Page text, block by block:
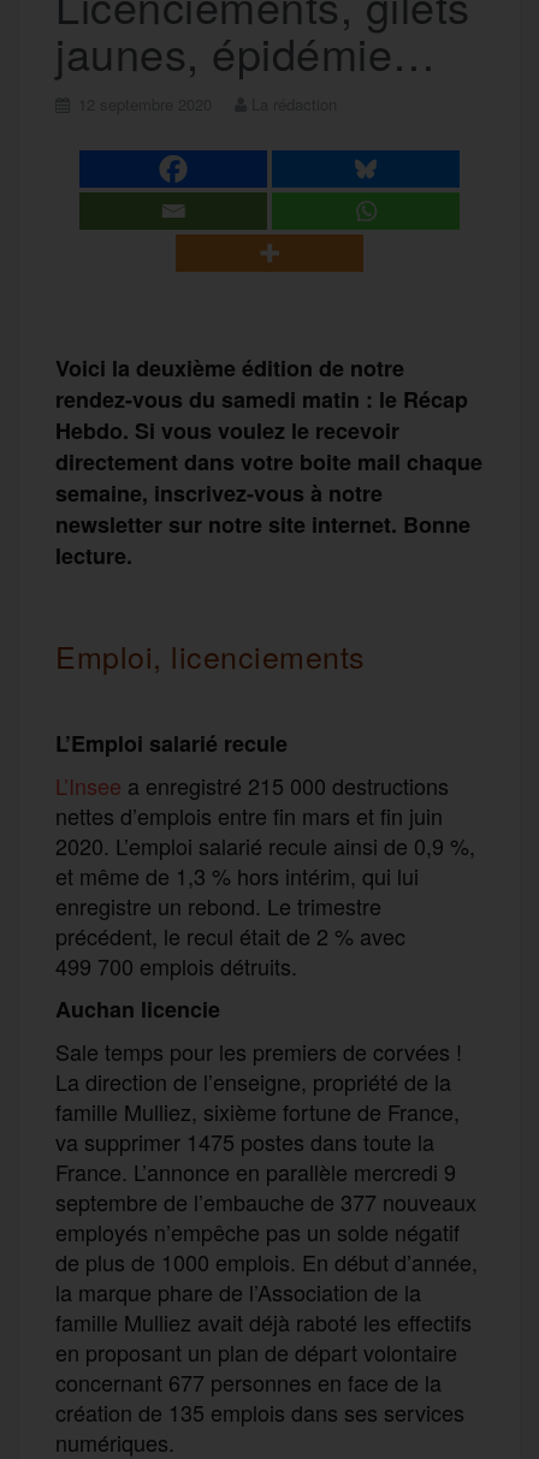
jaunes, épidémie…
Voici la deuxième édition de notre
rendez-vous du samedi matin : le Récap
Hebdo. Si vous voulez le recevoir
directement dans votre boite mail chaque
semaine, inscrivez-vous à notre
newsletter sur notre site internet. Bonne
lecture.
Emploi, licenciements
L’Emploi salarié recule
L’Insee a enregistré 215 000 destructions
nettes d’emplois entre fin mars et fin juin
2020. L’emploi salarié recule ainsi de 0,9 %,
et même de 1,3 % hors intérim, qui lui
enregistre un rebond. Le trimestre
précédent, le recul était de 2 % avec
499 700 emplois détruits.
Auchan licencie
Sale temps pour les premiers de corvées !
La direction de l’enseigne, propriété de la
famille Mulliez, sixième fortune de France,
va supprimer 1475 postes dans toute la
France. L’annonce en parallèle mercredi 9
septembre de l’embauche de 377 nouveaux
employés n’empêche pas un solde négatif
de plus de 1000 emplois. En début d’année,
la marque phare de l’Association de la
famille Mulliez avait déjà raboté les effectifs
en proposant un plan de départ volontaire
concernant 677 personnes en face de la
création de 135 emplois dans ses services
numériques.